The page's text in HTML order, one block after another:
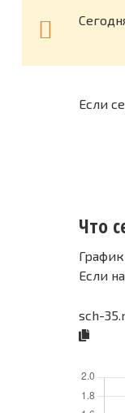
Если
Что
Если
sch-